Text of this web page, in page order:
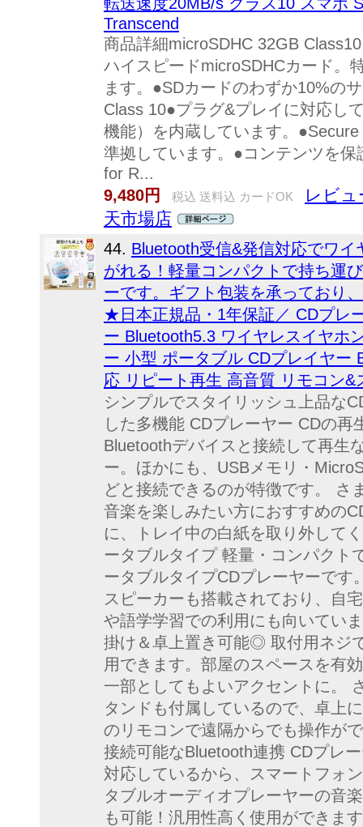
Transcend
商品詳細microSDHC 32GB
ハイスピードmicroSDHCカード。
ます。●SDカードのわずか10%の
Class 10●プラグ&プレイに対応し
機能）を内蔵しています。
準拠しています。●コンテンツを
for R...
9,480円
税込 送料込 カードOK
レビュ
天市場店
44. Bluetooth受信&発信対応でワ
がれる！軽量コンパクトで持ち運
ーです。ギフト包装を承っており
★日本正規品・1年保証／ CDプレ
ー Bluetooth5.3 ワイヤレスイヤホ
ー 小型 ポータブル CDプレイヤー
応 リピート再生 高音質 リモコン
シンプルでスタイリッシュ上品な
した多機能 CDプレーヤー CDの
Bluetoothデバイスと接続して再生
ー。ほかにも、USBメモリ・
どと接続できるのが特徴です。 さ
音楽を楽しみたい方におすすめの
に、トレイ中の白紙を取り外して
ータブルタイプ 軽量・コンパクト
ータブルタイプCDプレーヤーです
スピーカーも搭載されており、自
や語学学習での利用にも向いてい
掛け＆卓上置き可能◎ 取付用ネジ
用できます。部屋のスペースを有
一部としてもよいアクセントに。
タンドも付属しているので、卓上
のリモコンで遠隔からでも操作が
接続可能なBluetooth連携 CDプレ
対応しているから、スマートフォ
タブルオーディオプレーヤーの音
も可能！汎用性高く使用ができま